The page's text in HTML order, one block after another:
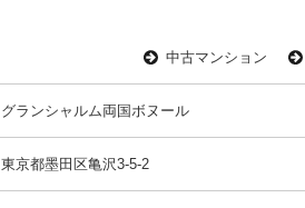
中古マンション
グランシャルム両国ボヌール
東京都墨田区亀沢3-5-2